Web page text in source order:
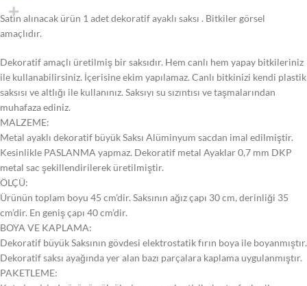
Satın alınacak ürün 1 adet dekoratif ayaklı saksı . Bitkiler görsel
amaçlıdır.
Dekoratif amaçlı üretilmiş bir saksıdır. Hem canlı hem yapay bitkileriniz
ile kullanabilirsiniz. İçerisine ekim yapılamaz. Canlı bitkinizi kendi plastik
saksısı ve altlığı ile kullanınız. Saksıyı su sızıntısı ve taşmalarından
muhafaza ediniz.
MALZEME:
Metal ayaklı dekoratif büyük Saksı Alüminyum sacdan imal edilmiştir.
Kesinlikle PASLANMA yapmaz. Dekoratif metal Ayaklar 0,7 mm DKP
metal sac şekillendirilerek üretilmiştir.
ÖLÇÜ:
Ürünün toplam boyu 45 cm’dir. Saksının ağız çapı 30 cm, derinliği 35
cm’dir. En geniş çapı 40 cm’dir.
BOYA VE KAPLAMA:
Dekoratif büyük Saksının gövdesi elektrostatik fırın boya ile boyanmıştır.
Dekoratif saksı ayağında yer alan bazı parçalara kaplama uygulanmıştır.
PAKETLEME: